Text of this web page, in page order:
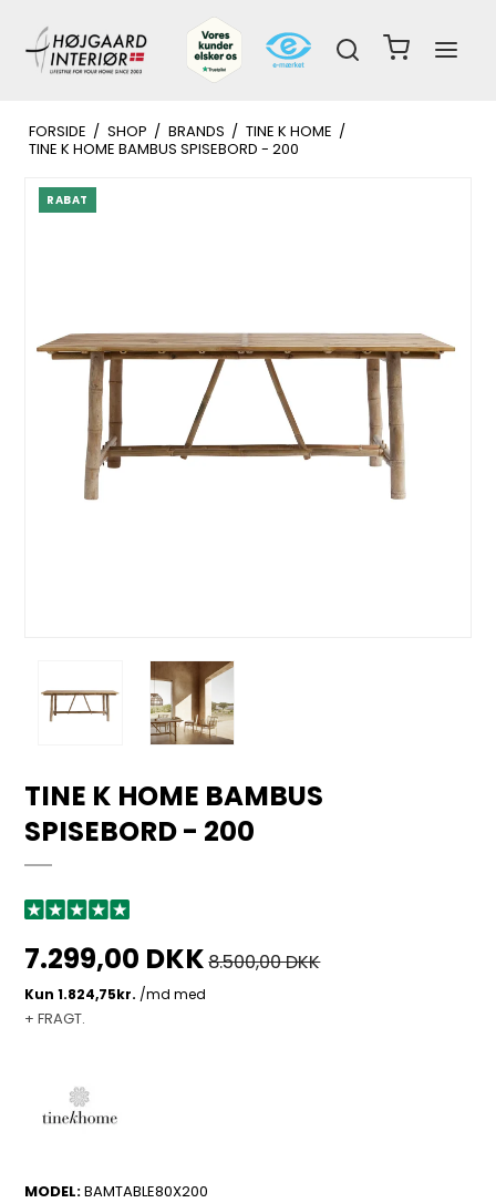
FORSIDE / SHOP / BRANDS / TINE K HOME /
TINE K HOME BAMBUS SPISEBORD - 200
RABAT
TINE K HOME BAMBUS
SPISEBORD - 200
7.299,00 DKK8.500,00 DKK
+ FRAGT.
MODEL:BAMTABLE80X200